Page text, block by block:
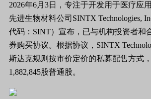
2026年6月3日，专注于开发用于医疗应
先进生物材料公司SINTX Technologies,
代码：SINT）宣布，已与机构投资者和
券购买协议。根据协议，SINTX
斯达克规则按市价定价的私募配售方式
1,882,845股普通股。